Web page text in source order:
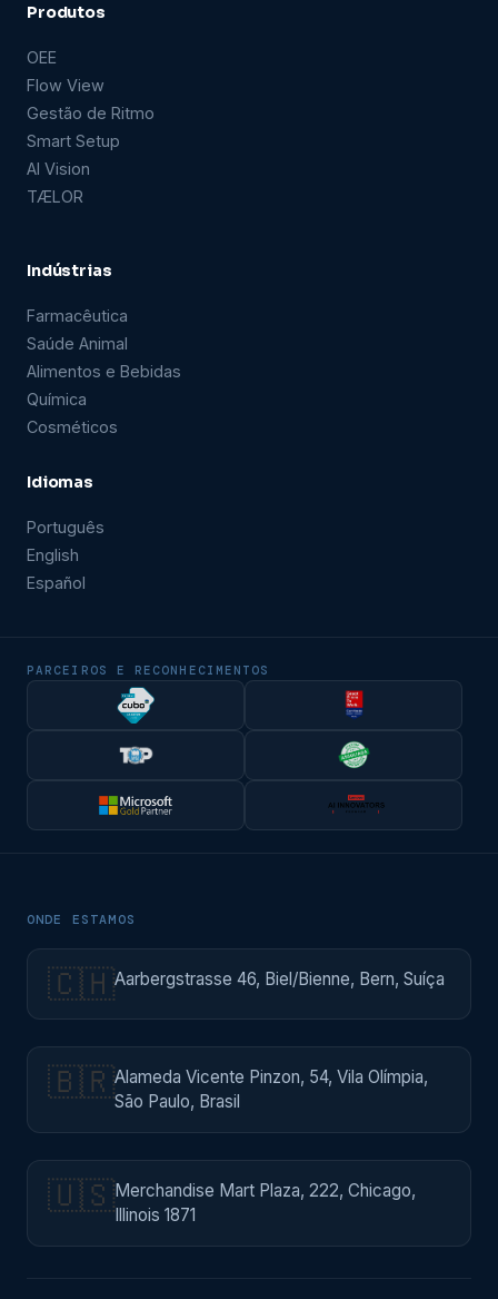
Produtos
OEE
Flow View
Gestão de Ritmo
Smart Setup
AI Vision
TÆLOR
Indústrias
Farmacêutica
Saúde Animal
Alimentos e Bebidas
Química
Cosméticos
Idiomas
Português
English
Español
PARCEIROS E RECONHECIMENTOS
ONDE ESTAMOS
🇨🇭Aarbergstrasse 46, Biel/Bienne, Bern, Suíça
🇧🇷Alameda Vicente Pinzon, 54, Vila Olímpia,
São Paulo, Brasil
🇺🇸Merchandise Mart Plaza, 222, Chicago,
Illinois 1871